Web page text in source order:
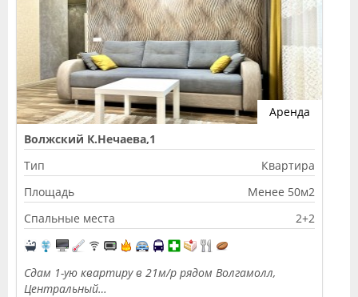
Аренда
Волжский К.Нечаева,1
Тип
Квартира
Площадь
Менее 50м2
Спальные места
2+2
Сдам 1-ую квартиру в 21м/р рядом Волгамолл,
Центральный…